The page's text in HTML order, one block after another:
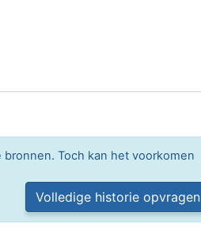
Toch kan het voorkomen
Volledige historie opvragen